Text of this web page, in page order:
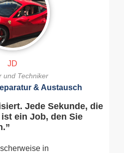
JD
und Techniker
& Austausch
Jede Sekunde, die
ein Job, den Sie
in